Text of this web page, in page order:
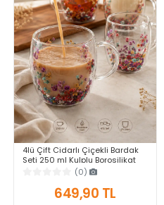
4lü Çift Cidarlı Çiçekli Bardak
Seti 250 ml Kulplu Borosilikat
Cam Kahve Çay Sunum
(0)
649,90 TL